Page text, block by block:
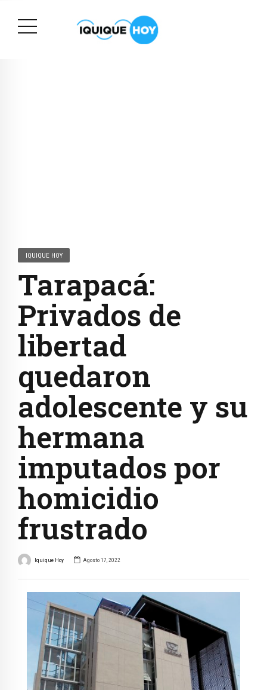
IQUIQUE HOY
Tarapacá:
Privados de
libertad
quedaron
adolescente y su
hermana
imputados por
homicidio
frustrado
Iquique Hoy Agosto 17, 2022